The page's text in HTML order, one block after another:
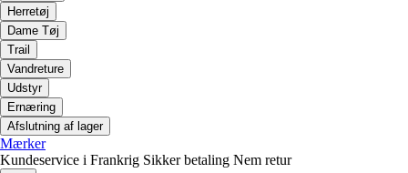
Herretøj
Dame Tøj
Trail
Vandreture
Udstyr
Ernæring
Afslutning af lager
Mærker
Kundeservice i Frankrig Sikker betaling Nem retur